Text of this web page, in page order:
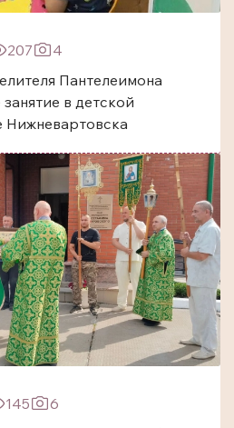
207
4
Пантелеимона
в детской
Нижневартовска
145
6